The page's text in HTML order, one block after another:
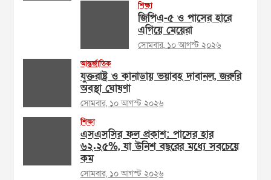
শিক্ষা
জিপিএ-৫ ও পাসের হারে
এগিয়ে মেয়েরা
সোমবার, ১০ আগস্ট ২০২৬
আন্তর্জাতিক
যুক্তরাষ্ট্র ও কানাডায় ভয়াবহ দাবানল, জরুরি
অবস্থা ঘোষণা
সোমবার, ১০ আগস্ট ২০২৬
শিক্ষা
এসএসসির ফল প্রকাশ: পাসের হার
৬২.২৫%, যা উনিশ বছরের মধ্যে সবচেয়ে
কম
সোমবার, ১০ আগস্ট ২০২৬